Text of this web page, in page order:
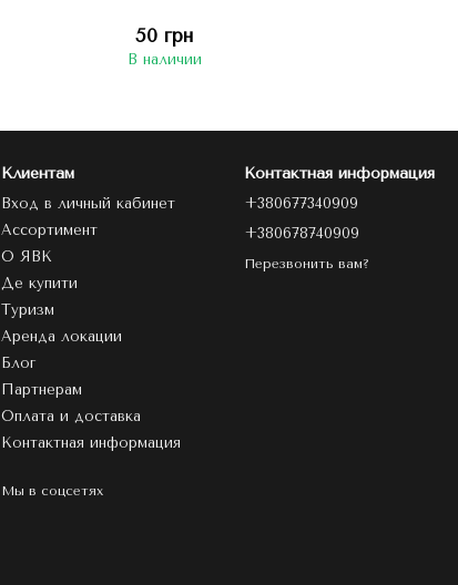
50 грн
В наличии
Клиентам
Вход в личный кабинет
Ассортимент
О ЯВК
Де купити
Туризм
Аренда локации
Блог
Партнерам
Оплата и доставка
Контактная информация
Мы в соцсетях
Контактная информация
+380677340909
+380678740909
Перезвонить вам?